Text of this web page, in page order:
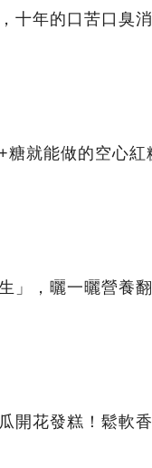
十年的口苦口臭
糖就能做的空心紅
」，曬一曬營養
開花發糕！鬆軟